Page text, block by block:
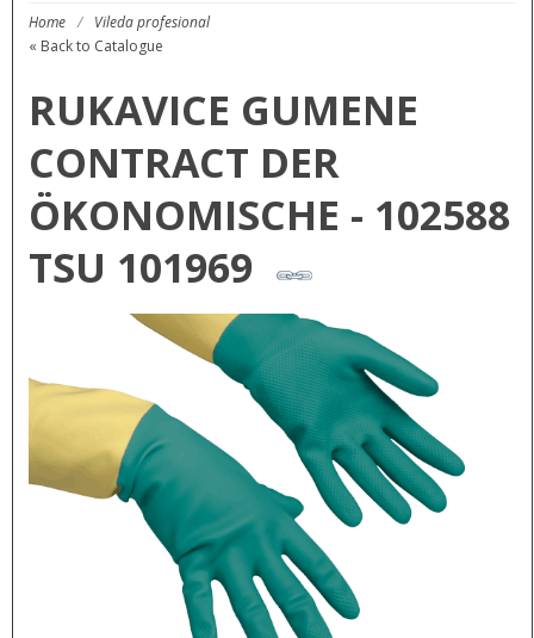
Home /
Vileda profesional
« Back to Catalogue
RUKAVICE GUMENE
CONTRACT DER
ÖKONOMISCHE - 102588
TSU 101969